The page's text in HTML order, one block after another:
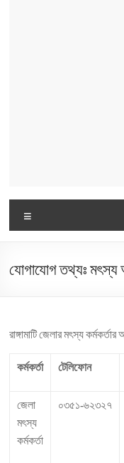
যোগাযোগ তথ্যঃ মৎস্য
রাঙ্গামাটি জেলার মৎস্য
কর্মকর্তা টেলিফোন
জেলা
মৎস্য
কর্মকর্তা
০৩৫১-৬২৩২৭